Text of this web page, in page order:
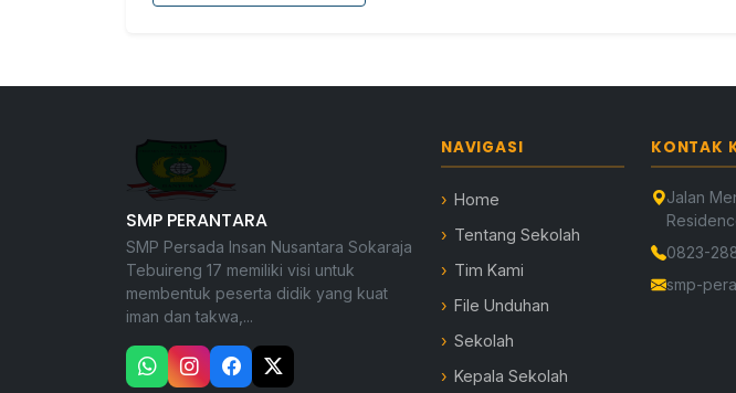
SMP PERANTARA
SMP Persada Insan Nusantara Sokaraja
Tebuireng 17 memiliki visi untuk
membentuk peserta didik yang kuat
iman dan takwa,...
NAVIGASI
Home
Tentang Sekolah
Tim Kami
File Unduhan
Sekolah
Kepala Sekolah
KONTAK
Jalan
0823-
smp-